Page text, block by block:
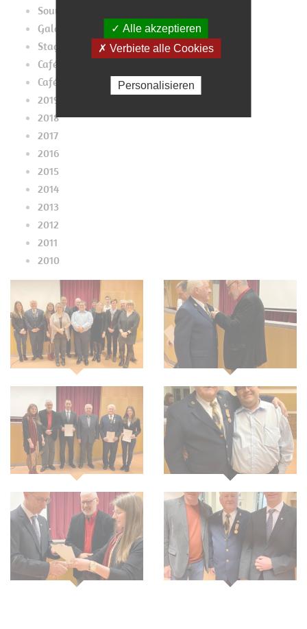
Souvenirs Souvenirs Konveniat 2019
Galaconcert 2019
Stage2019
Café Pupes Mupes 2019
Café 2019
2019
2018
2017
2016
2015
2014
2013
2012
2011
2010
✓ Alle akzeptieren
✗ Verbiete alle Cookies
Personalisieren